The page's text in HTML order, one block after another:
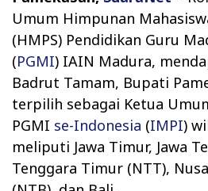
Umum Himpunan
(HMPS) Pendidikan Guru
(PGMI) IAIN Madura,
Badrut Tamam, Bupati
terpilih sebagai Ketua
PGMI se-Indonesia (IMPI)
meliputi Jawa Timur, Jawa
Tenggara Timur (NTT),